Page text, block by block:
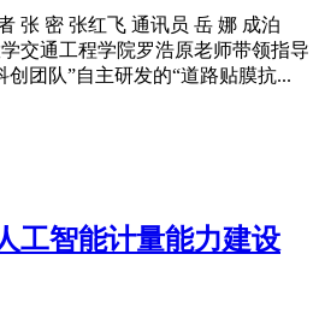
密 张红飞 通讯员 岳 娜 成泊
交通工程学院罗浩原老师带领指导
团队”自主研发的“道路贴膜抗...
工智能计量能力建设